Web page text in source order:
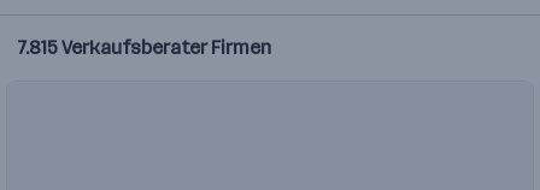
7.815VerkaufsberaterFirmen